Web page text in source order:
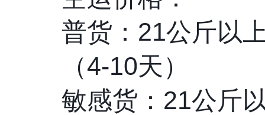
普货：21公斤以
（4-10天）
敏感货：21公斤